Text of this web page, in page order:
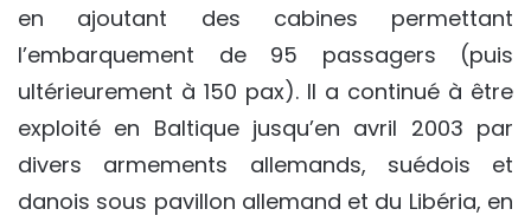
en ajoutant des cabines permettant
l’embarquement de 95 passagers (puis
ultérieurement à 150 pax). Il a continué à être
exploité en Baltique jusqu’en avril 2003 par
divers armements allemands, suédois et
danois sous pavillon allemand et du Libéria, en